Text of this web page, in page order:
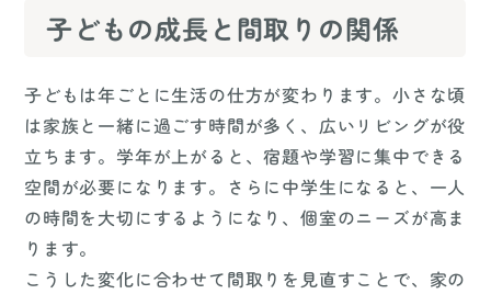
子どもの成長と間取りの関係
子どもは年ごとに生活の仕方が変わります。小さな頃
は家族と一緒に過ごす時間が多く、広いリビングが役
立ちます。学年が上がると、宿題や学習に集中できる
空間が必要になります。さらに中学生になると、一人
の時間を大切にするようになり、個室のニーズが高ま
ります。
こうした変化に合わせて間取りを見直すことで、家の